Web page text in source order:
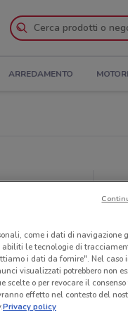
ARREDAMENTO MOTORI
come i dati di navigazione
abiliti le tecnologie di
i dati da fornire". Nel caso
visualizzati potrebbero non
scelte o per revocare il
effetto nel contesto del
Privacy policy